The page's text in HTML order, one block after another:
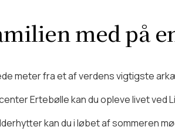
og koldt at drikke samt små
Hvordan er
Ja, hunde er altid velkomne
med på
meter fra et af verdens vigtigste
Ertebølle kan du opleve livet ved
kan du i løbet af sommeren